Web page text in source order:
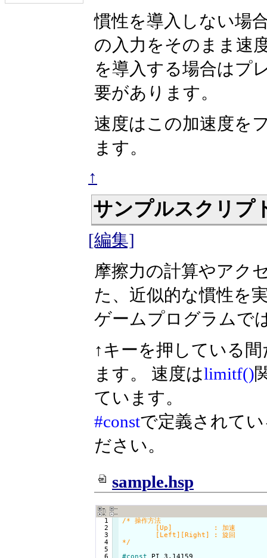
慣性を導入しない場
の入力をそのまま速
を導入する場合はプ
要があります。
速度はこの加速度を
ます。
↑
サンプルスクリプ
[編集]
摩擦力の計算やアク
た、近似的な慣性を
ゲームプログラムで
↑キーを押している
ます。 速度はlimitf()
ています。
#constで定義されて
ださい。
sample.hsp
  1
  2
  3
  4
  5
/* 操作方法
*/